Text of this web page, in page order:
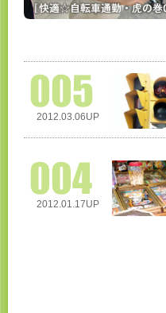
2012.03.06UP
2012.01.17UP